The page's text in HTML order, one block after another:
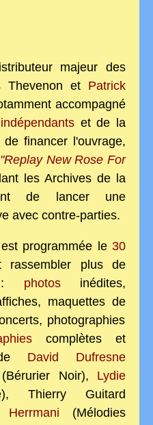
majeur des
Thevenon etPatrick
accompagné
et de la
de financer l'ouvrage,
"Replay New Rose For
les Archives de la
de lancer une
avec contre-parties.
programmée le 30
rassembler plus de
photosinédites,
maquettes de
photographies
complètes et
David Dufresne
Noir), Lydie
Thierry Guitard
(Mélodies